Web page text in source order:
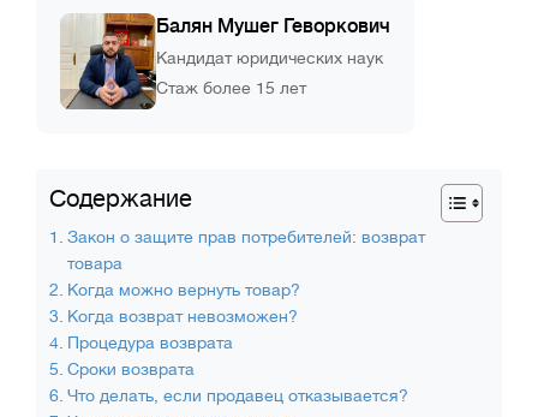
Балян Мушег Геворкович
Кандидат юридических наук
Стаж более 15 лет
Содержание
Закон о защите прав потребителей: возврат
товара
Когда можно вернуть товар?
Когда возврат невозможен?
Процедура возврата
Сроки возврата
Что делать, если продавец отказывается?